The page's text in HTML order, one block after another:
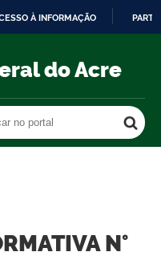
À INFORMAÇÃO
do Acre
Buscar no portal
N°